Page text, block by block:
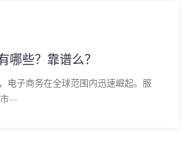
哪些？靠谱么？
子商务在全球范围内迅速崛起。服
···